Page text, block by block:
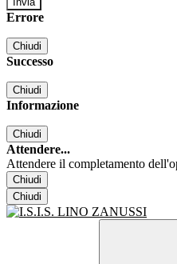
Errore
Chiudi
Successo
Chiudi
Informazione
Chiudi
Attendere...
Attendere il completamento
Chiudi
Chiudi